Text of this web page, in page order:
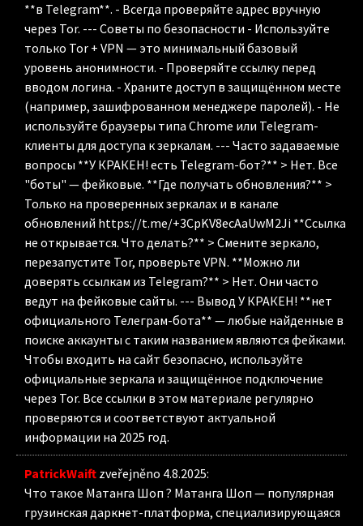
**в Telegram**. - Всегда проверяйте адрес вручную
через Tor. --- Советы по безопасности - Используйте
только Tor + VPN — это минимальный базовый
уровень анонимности. - Проверяйте ссылку перед
вводом логина. - Храните доступ в защищённом месте
(например, зашифрованном менеджере паролей). - Не
используйте браузеры типа Chrome или Telegram-
клиенты для доступа к зеркалам. --- Часто задаваемые
вопросы **У КРАКЕН! есть Telegram-бот?** > Нет. Все
"боты" — фейковые. **Где получать обновления?** >
Только на проверенных зеркалах и в канале
обновлений https://t.me/+3CpKV8ecAaUwM2Ji **Ссылка
не открывается. Что делать?** > Смените зеркало,
перезапустите Tor, проверьте VPN. **Можно ли
доверять ссылкам из Telegram?** > Нет. Они часто
ведут на фейковые сайты. --- Вывод У КРАКЕН! **нет
официального Телеграм-бота** — любые найденные в
поиске аккаунты с таким названием являются фейками.
Чтобы входить на сайт безопасно, используйте
официальные зеркала и защищённое подключение
через Tor. Все ссылки в этом материале регулярно
проверяются и соответствуют актуальной
информации на 2025 год.
PatrickWaift zveřejněno 4.8.2025:
Что такое Матанга Шоп ? Матанга Шоп — популярная
грузинская даркнет-платформа, специализирующаяся